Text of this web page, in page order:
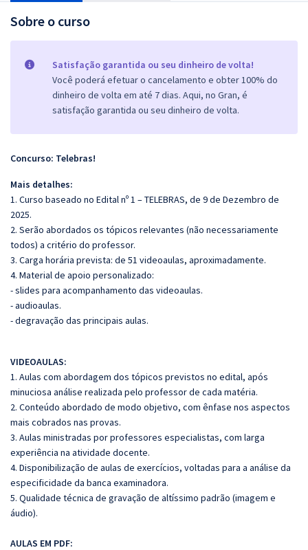
Sobre o curso
Satisfação garantida ou seu dinheiro de volta!
Você poderá efetuar o cancelamento e obter 100% do
dinheiro de volta em até 7 dias. Aqui, no Gran, é
satisfação garantida ou seu dinheiro de volta.
Concurso: Telebras!
Mais detalhes:
1. Curso baseado no Edital nº 1 – TELEBRAS, de 9 de Dezembro de
2025.
2. Serão abordados os tópicos relevantes (não necessariamente
todos) a critério do professor.
3. Carga horária prevista: de 51 videoaulas, aproximadamente.
4. Material de apoio personalizado:
- slides para acompanhamento das videoaulas.
- audioaulas.
- degravação das principais aulas.
VIDEOAULAS:
1. Aulas com abordagem dos tópicos previstos no edital, após
minuciosa análise realizada pelo professor de cada matéria.
2. Conteúdo abordado de modo objetivo, com ênfase nos aspectos
mais cobrados nas provas.
3. Aulas ministradas por professores especialistas, com larga
experiência na atividade docente.
4. Disponibilização de aulas de exercícios, voltadas para a análise da
especificidade da banca examinadora.
5. Qualidade técnica de gravação de altíssimo padrão (imagem e
áudio).
AULAS EM PDF: